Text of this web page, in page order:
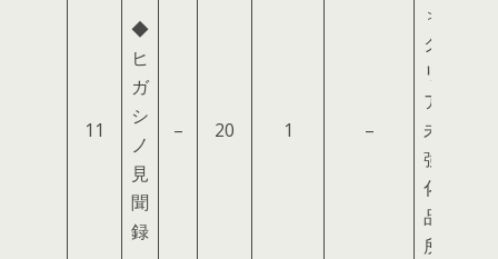
11
◆
ヒ
ガ
シ
ノ
見
聞
録
– 20 1 –
＞
ク
リ
ア
未
強
化
品
所